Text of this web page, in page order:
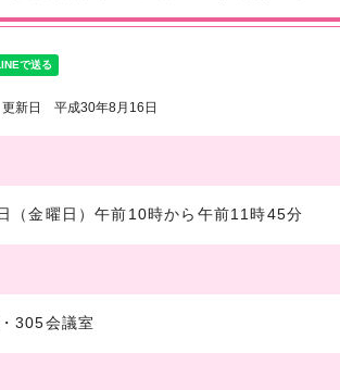
更新日 平成30年8月16日
（金曜日）午前10時から午前11時45分
305会議室